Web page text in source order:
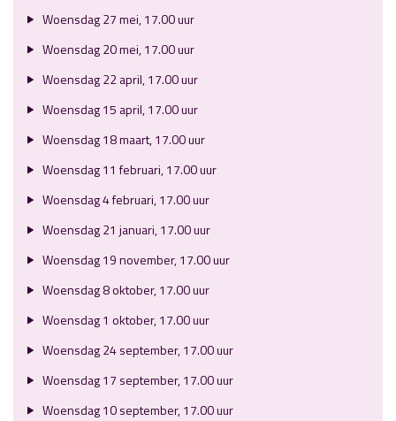
Woensdag 27 mei, 17.00 uur
Woensdag 20 mei, 17.00 uur
Woensdag 22 april, 17.00 uur
Woensdag 15 april, 17.00 uur
Woensdag 18 maart, 17.00 uur
Woensdag 11 februari, 17.00 uur
Woensdag 4 februari, 17.00 uur
Woensdag 21 januari, 17.00 uur
Woensdag 19 november, 17.00 uur
Woensdag 8 oktober, 17.00 uur
Woensdag 1 oktober, 17.00 uur
Woensdag 24 september, 17.00 uur
Woensdag 17 september, 17.00 uur
Woensdag 10 september, 17.00 uur